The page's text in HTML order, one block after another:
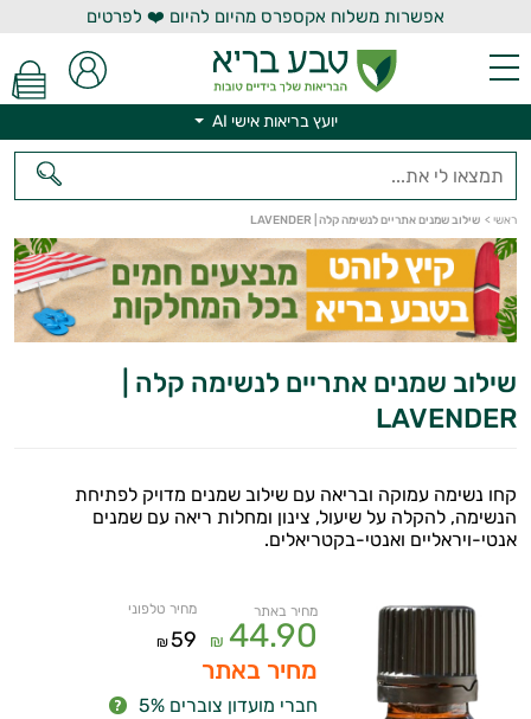
אפשרות משלוח אקספרס מהיום להיום ❤️ לפרטים
יועץ בריאות אישי AI
ראשי > שילוב שמנים אתריים לנשימה קלה | LAVENDER
שילוב שמנים אתריים לנשימה קלה |
LAVENDER
קחו נשימה עמוקה ובריאה עם שילוב שמנים מדויק לפתיחת
הנשימה, להקלה על שיעול, צינון ומחלות ריאה עם שמנים
אנטי-ויראליים ואנטי-בקטריאלים.
מחיר באתר
44.90
₪
מחיר טלפוני
59
₪
מחיר באתר
חברי מועדון צוברים 5%
יועץ בריאות אישי AI